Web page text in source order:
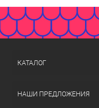
КАТАЛОГ
НАШИ ПРЕДЛОЖЕНИЯ